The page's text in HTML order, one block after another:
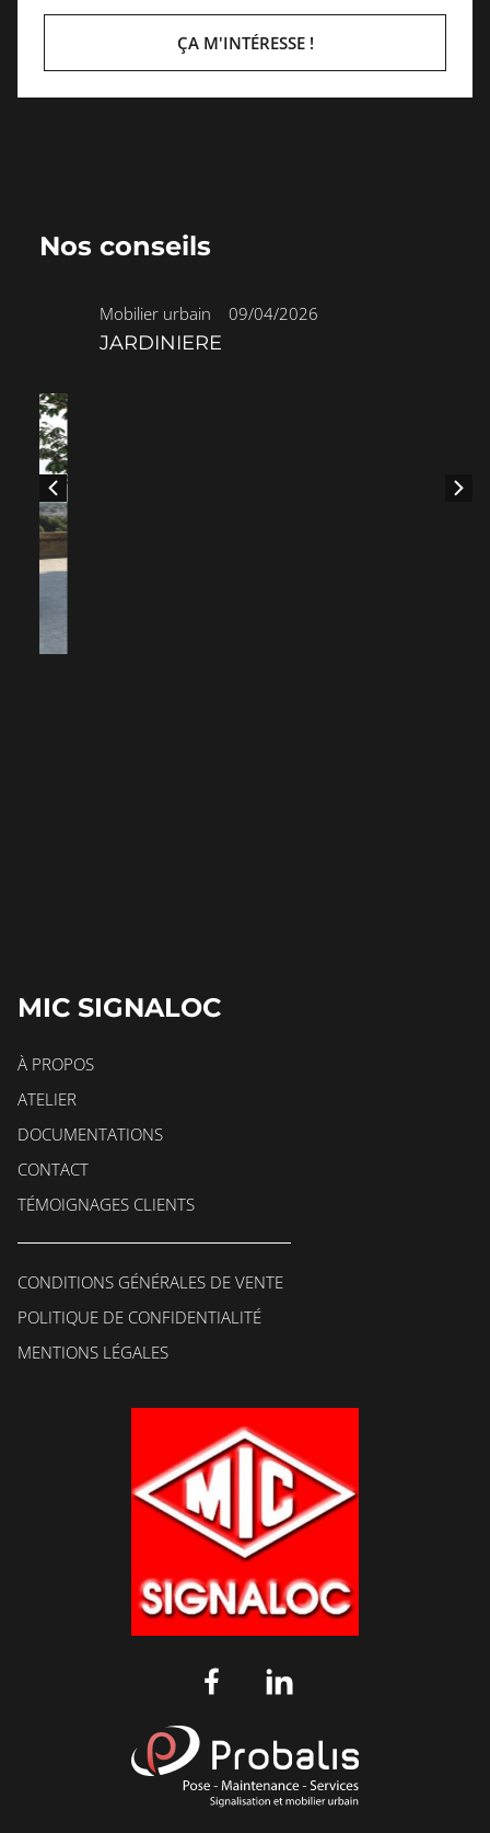
ÇA M'INTÉRESSE !
Nos conseils
Mobilier urbain • 09/04/2026
JARDINIERE
MIC SIGNALOC
À PROPOS
ATELIER
DOCUMENTATIONS
CONTACT
TÉMOIGNAGES CLIENTS
CONDITIONS GÉNÉRALES DE VENTE
POLITIQUE DE CONFIDENTIALITÉ
MENTIONS LÉGALES